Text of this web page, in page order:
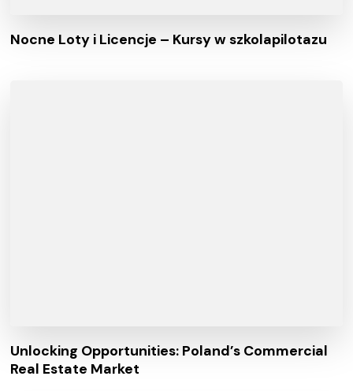
Nocne Loty i Licencje – Kursy w szkolapilotazu
Unlocking Opportunities: Poland’s Commercial
Real Estate Market